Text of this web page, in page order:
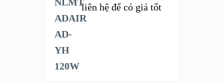
liên hệ để có giá tốt